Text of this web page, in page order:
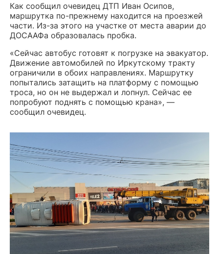
Как сообщил очевидец ДТП Иван Осипов,
маршрутка по-прежнему находится на проезжей
части. Из-за этого на участке от места аварии до
ДОСААФа образовалась пробка.
«Сейчас автобус готовят к погрузке на эвакуатор.
Движение автомобилей по Иркутскому тракту
ограничили в обоих направлениях. Маршрутку
попытались затащить на платформу с помощью
троса, но он не выдержал и лопнул. Сейчас ее
попробуют поднять с помощью крана», —
сообщил очевидец.